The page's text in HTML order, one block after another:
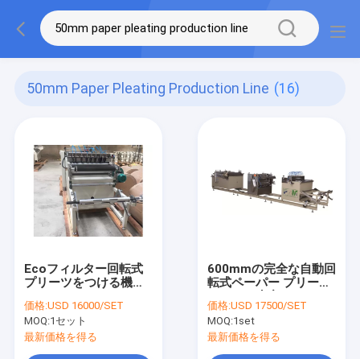
50mm Paper Pleating Production Line (16)
Ecoフィルター回転式
プリーツをつける機械
パー プリーツをつける
生産ライン
価格:USD 16000/SET
MOQ:1セット
最新価格を得る
600mmの完全な自動回
転式ペーパー プリーツ
価格:USD 17500/SET
MOQ:1set
最新価格を得る